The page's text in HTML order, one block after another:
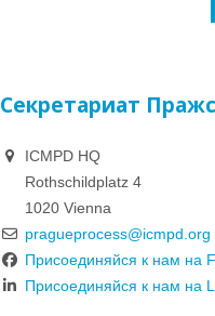
Секретариат
ICMPD HQ
Rothschildplatz 4
1020 Vienna
pragueprocess@icmpd.org
Присоединяйся к нам на
Присоединяйся к нам на